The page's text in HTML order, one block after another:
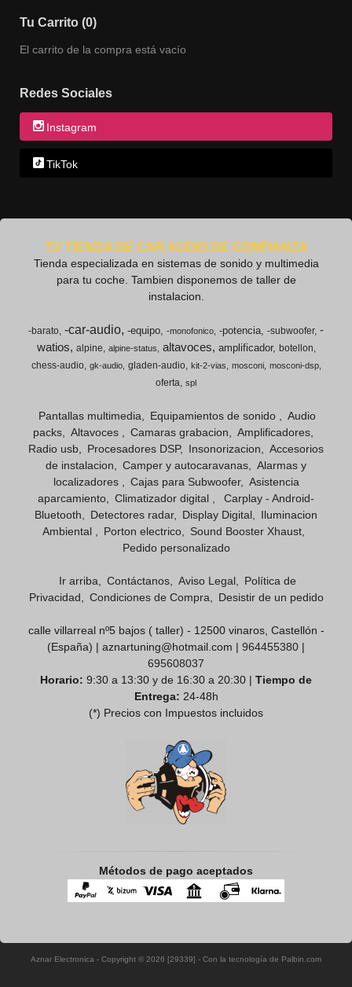
Tu Carrito (0)
El carrito de la compra está vacío
Redes Sociales
Instagram
TikTok
TU TIENDA DE CAR AUDIO DE CONFIANZA
Tienda especializada en sistemas de sonido y multimedia
para tu coche. Tambien disponemos de taller de
instalacion.
-barato -car-audio -equipo -monofonico -potencia -subwoofer -
watios
alpine alpine-status altavoces amplificador
botellon
chess-audio
gk-audio gladen-audio kit-2-vias mosconi mosconi-dsp
oferta spl
Pantallas multimedia Equipamientos de sonido
Audio
packs
Altavoces Camaras grabacion
Amplificadores
Radio usb
Procesadores DSP Insonorizacion
Accesorios
de instalacion
Camper y autocaravanas
Alarmas y
localizadores
Cajas para Subwoofer
Asistencia
aparcamiento
Climatizador digital
Carplay - Android-
Bluetooth
Detectores radar Display Digital
Iluminacion
Ambiental
Porton electrico
Sound Booster Xhaust
Pedido personalizado
Ir arriba Contáctanos Aviso Legal
Política de
Privacidad
Condiciones de Compra Desistir de un pedido
calle villarreal nº5 bajos ( taller) - 12500 vinaros, Castellón -
(España) | aznartuning@hotmail.com | 964455380 |
695608037
Horario: 9:30 a 13:30 y de 16:30 a 20:30 | Tiempo de
Entrega: 24-48h
(*) Precios con Impuestos incluidos
Métodos de pago aceptados
Aznar Electronica - Copyright © 2026 [29339] - Con la tecnología de Palbin.com